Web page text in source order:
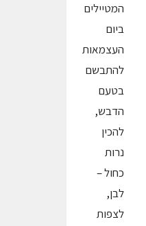
המטיילים
ביום
העצמאות
להתבשם
בטעם
הדבש,
להכין
נרות
כחול –
לבן,
לצפות